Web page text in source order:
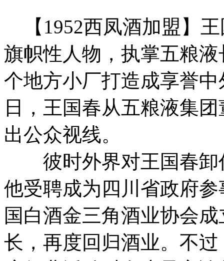
【1952西凤酒加盟】
旗帜性人物，执掌五粮
个地方小厂打造成享誉中
日，王国春从五粮液集
出公众视线。
彼时外界对王国春卸
他受聘成为四川省政府
国白酒金三角酒业协会
长，再度回归酒业。 不过